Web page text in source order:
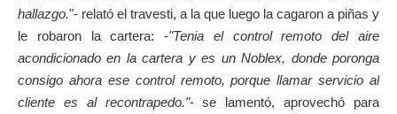
hallazgo."- relató el travesti, a la que luego la cagaron a piñas y
le robaron la cartera: -"Tenia el control remoto del aire
acondicionado en la cartera y es un Noblex, donde poronga
consigo ahora ese control remoto, porque llamar servicio al
cliente es al recontrapedo."- se lamentó, aprovechó para